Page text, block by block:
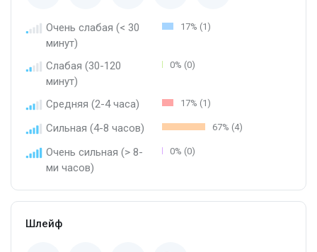
Очень слабая (< 30
минут)
17% (1)
Слабая (30-120
минут)
0% (0)
Средняя (2-4 часа) 17% (1)
Сильная (4-8 часов) 67% (4)
Очень сильная (> 8-
ми часов)
0% (0)
Шлейф